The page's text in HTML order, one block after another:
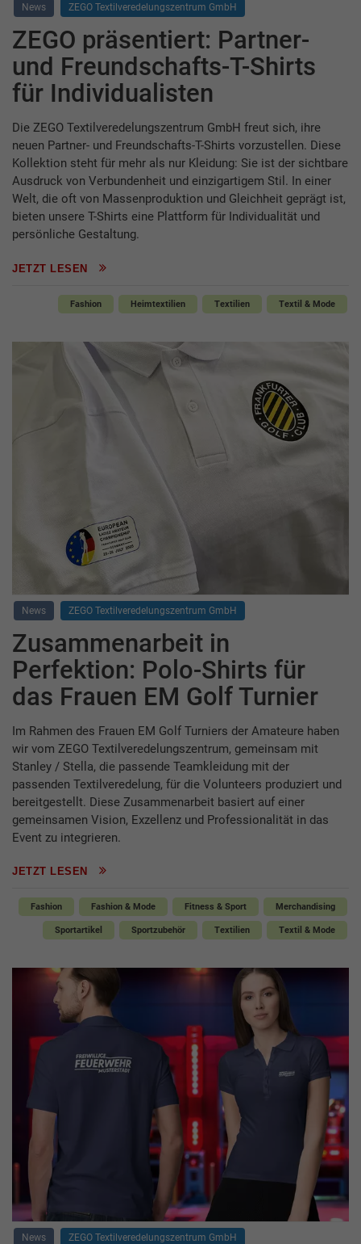
News ZEGO Textilveredelungszentrum GmbH
ZEGO präsentiert: Partner-
und Freundschafts-T-Shirts
für Individualisten
Die ZEGO Textilveredelungszentrum GmbH freut sich, ihre
neuen Partner- und Freundschafts-T-Shirts vorzustellen. Diese
Kollektion steht für mehr als nur Kleidung: Sie ist der sichtbare
Ausdruck von Verbundenheit und einzigartigem Stil. In einer
Welt, die oft von Massenproduktion und Gleichheit geprägt ist,
bieten unsere T-Shirts eine Plattform für Individualität und
persönliche Gestaltung.
JETZT LESEN
Fashion Heimtextilien Textilien Textil & Mode
News ZEGO Textilveredelungszentrum GmbH
Zusammenarbeit in
Perfektion: Polo-Shirts für
das Frauen EM Golf Turnier
Im Rahmen des Frauen EM Golf Turniers der Amateure haben
wir vom ZEGO Textilveredelungszentrum, gemeinsam mit
Stanley / Stella, die passende Teamkleidung mit der
passenden Textilveredelung, für die Volunteers produziert und
bereitgestellt. Diese Zusammenarbeit basiert auf einer
gemeinsamen Vision, Exzellenz und Professionalität in das
Event zu integrieren.
JETZT LESEN
Fashion Fashion & Mode Fitness & Sport Merchandising
Sportartikel Sportzubehör Textilien Textil & Mode
News ZEGO Textilveredelungszentrum GmbH